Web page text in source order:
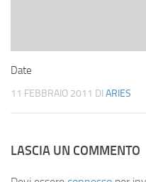
Date
11 FEBBRAIO 2011 DI ARIES
LASCIA UN COMMENTO